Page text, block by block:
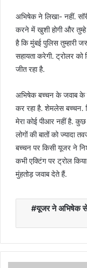
अभिषेक ने लिखा- नहीं.
करने में खुशी होगी और
है कि मुंबई पुलिस तुम्हारी
सहायता करेगी. ट्रोलर
जीत रहा है.
अभिषेक बच्चन के जवाब के
कर रहा है. शेमलेस बच्चन.
मेरा कोई पीआर नहीं है.
लोगों की बातों को ज्यादा
बच्चन पर किसी यूजर ने
कभी एक्टिंग पर ट्रोल
मुंहतोड़ जवाब देते हैं.
यूजर ने अभिषेक से